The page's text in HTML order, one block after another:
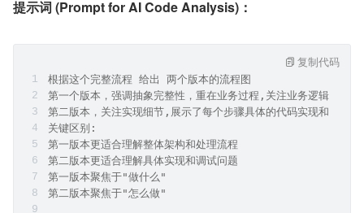
AI 的联想能力非常非常的强，下面是我的提示词和 AI 给出
的结论 (这里我主要与类似
Cursor AI 编辑器 的工具进行
交互，它可以很好地结合代码上下文)：
提示词 (Prompt for AI Code Analysis)：
根据这个完整流程 给出 两个版本的流程图